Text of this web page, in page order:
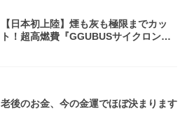
【日本初上陸】煙も灰も極限までカッ
ト！超高燃費『GGUBUSサイクロン焚
老後のお金、今の金運でほぼ決まります